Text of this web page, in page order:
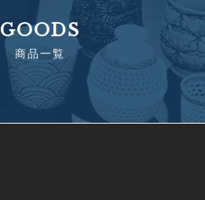
GOODS
商品一覧